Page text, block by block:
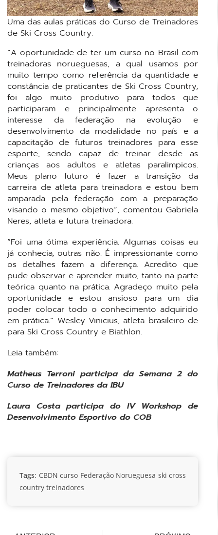
Uma das aulas práticas do Curso de Treinadores
de Ski Cross Country.
“A oportunidade de ter um curso no Brasil com
treinadoras norueguesas, a qual usamos por
muito tempo como referência da quantidade e
constância de praticantes de Ski Cross Country,
foi algo muito produtivo para todos que
participaram e principalmente apresenta o
interesse da federação na evolução e
desenvolvimento da modalidade no país e a
capacitação de futuros treinadores para esse
esporte, sendo capaz de treinar desde as
crianças aos adultos e atletas paralimpicos.
Meus plano futuro é fazer a transição da
carreira de atleta para treinadora e estou bem
amparada pela federação com a preparação
visando o mesmo objetivo”, comentou Gabriela
Neres, atleta e futura treinadora.
“Foi uma ótima experiência. Algumas coisas eu
já conhecia, outras não. É impressionante como
os detalhes fazem a diferença. Acredito que
pude observar e aprender muito, tanto na parte
teórica quanto na prática. Agradeço muito pela
oportunidade e estou ansioso para um dia
poder colocar todo o conhecimento adquirido
em prática.” Wesley Vinicius, atleta brasileiro de
para Ski Cross Country e Biathlon.
Leia também:
Matheus Terroni participa da Semana 2 do
Curso de Treinadores da IBU
Laura Costa participa do IV Workshop de
Desenvolvimento Esportivo do COB
Tags: CBDN curso Federação Norueguesa ski cross
country treinadores